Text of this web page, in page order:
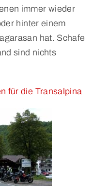
immer wieder
hinter einem
hat. Schafe
sind nichts
für die Transalpina